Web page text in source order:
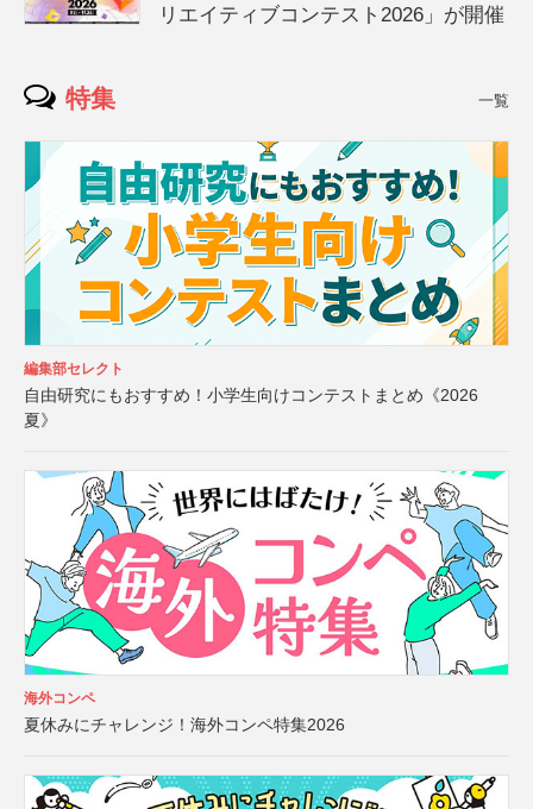
リエイティブコンテスト2026」が開催
特集 一覧
編集部セレクト
自由研究にもおすすめ！小学生向けコンテストまとめ《2026
夏》
海外コンペ
夏休みにチャレンジ！海外コンペ特集2026